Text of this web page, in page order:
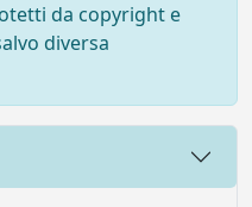
da copyright e
diversa